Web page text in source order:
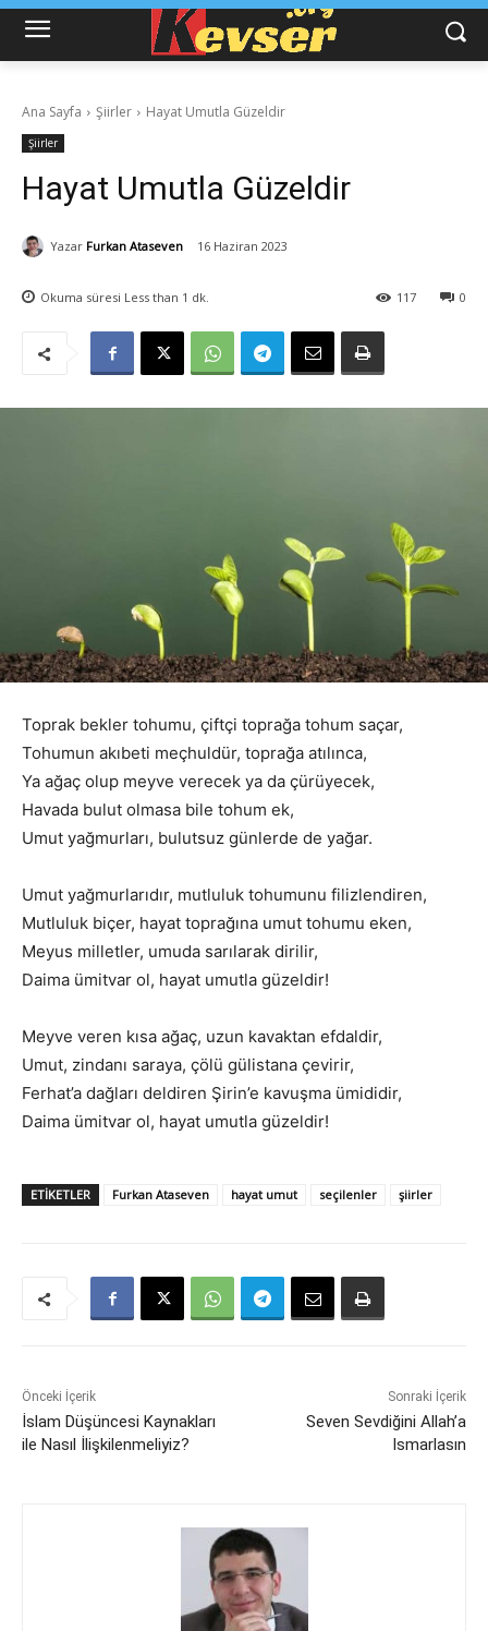
Ana Sayfa Şiirler Hayat Umutla Güzeldir
Şiirler
Hayat Umutla Güzeldir
Yazar Furkan Ataseven 16 Haziran 2023
Okuma süresi Less than 1 dk. 0
117
Toprak bekler tohumu, çiftçi toprağa tohum saçar,
Tohumun akıbeti meçhuldür, toprağa atılınca,
Ya ağaç olup meyve verecek ya da çürüyecek,
Havada bulut olmasa bile tohum ek,
Umut yağmurları, bulutsuz günlerde de yağar.
Umut yağmurlarıdır, mutluluk tohumunu filizlendiren,
Mutluluk biçer, hayat toprağına umut tohumu eken,
Meyus milletler, umuda sarılarak dirilir,
Daima ümitvar ol, hayat umutla güzeldir!
Meyve veren kısa ağaç, uzun kavaktan efdaldir,
Umut, zindanı saraya, çölü gülistana çevirir,
Ferhat’a dağları deldiren Şirin’e kavuşma ümididir,
Daima ümitvar ol, hayat umutla güzeldir!
ETIKETLER Furkan Ataseven hayat umut seçilenler şiirler
Önceki İçerik
İslam Düşüncesi Kaynakları
ile Nasıl İlişkilenmeliyiz?
Sonraki İçerik
Seven Sevdiğini Allah’a
Ismarlasın